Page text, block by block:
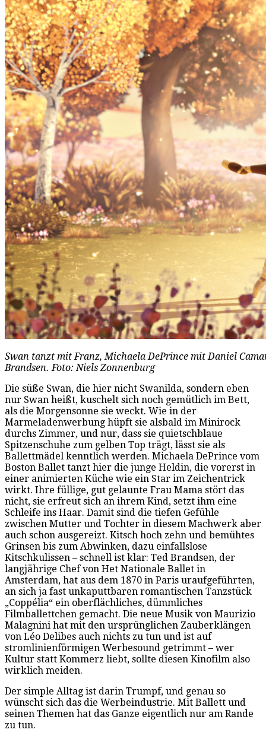
Swan tanzt mit Franz, Michaela DePrince mit Daniel
Brandsen. Foto: Niels Zonnenburg
Die süße Swan, die hier nicht Swanilda, sondern eben
nur Swan heißt, kuschelt sich noch gemütlich im Bett,
als die Morgensonne sie weckt. Wie in der
Marmeladenwerbung hüpft sie alsbald im Minirock
durchs Zimmer, und nur, dass sie quietschblaue
Spitzenschuhe zum gelben Top trägt, lässt sie als
Ballettmädel kenntlich werden. Michaela DePrince vom
Boston Ballet tanzt hier die junge Heldin, die vorerst in
einer animierten Küche wie ein Star im Zeichentrick
wirkt. Ihre füllige, gut gelaunte Frau Mama stört das
nicht, sie erfreut sich an ihrem Kind, setzt ihm eine
Schleife ins Haar. Damit sind die tiefen Gefühle
zwischen Mutter und Tochter in diesem Machwerk aber
auch schon ausgereizt. Kitsch hoch zehn und bemühtes
Grinsen bis zum Abwinken, dazu einfallslose
Kitschkulissen – schnell ist klar: Ted Brandsen, der
langjährige Chef von Het Nationale Ballet in
Amsterdam, hat aus dem 1870 in Paris uraufgeführten,
an sich ja fast unkaputtbaren romantischen Tanzstück
„Coppélia“ ein oberflächliches, dümmliches
Filmballettchen gemacht. Die neue Musik von Maurizio
Malagnini hat mit den ursprünglichen Zauberklängen
von Léo Delibes auch nichts zu tun und ist auf
stromlinienförmigen Werbesound getrimmt – wer
Kultur statt Kommerz liebt, sollte diesen Kinofilm also
wirklich meiden.
Der simple Alltag ist darin Trumpf, und genau so
wünscht sich das die Werbeindustrie. Mit Ballett und
seinen Themen hat das Ganze eigentlich nur am Rande
zu tun.